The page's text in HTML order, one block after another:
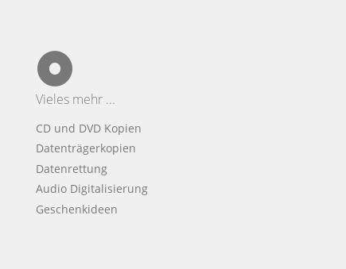
Vieles mehr ...
CD und DVD Kopien
Datenträgerkopien
Datenrettung
Audio Digitalisierung
Geschenkideen